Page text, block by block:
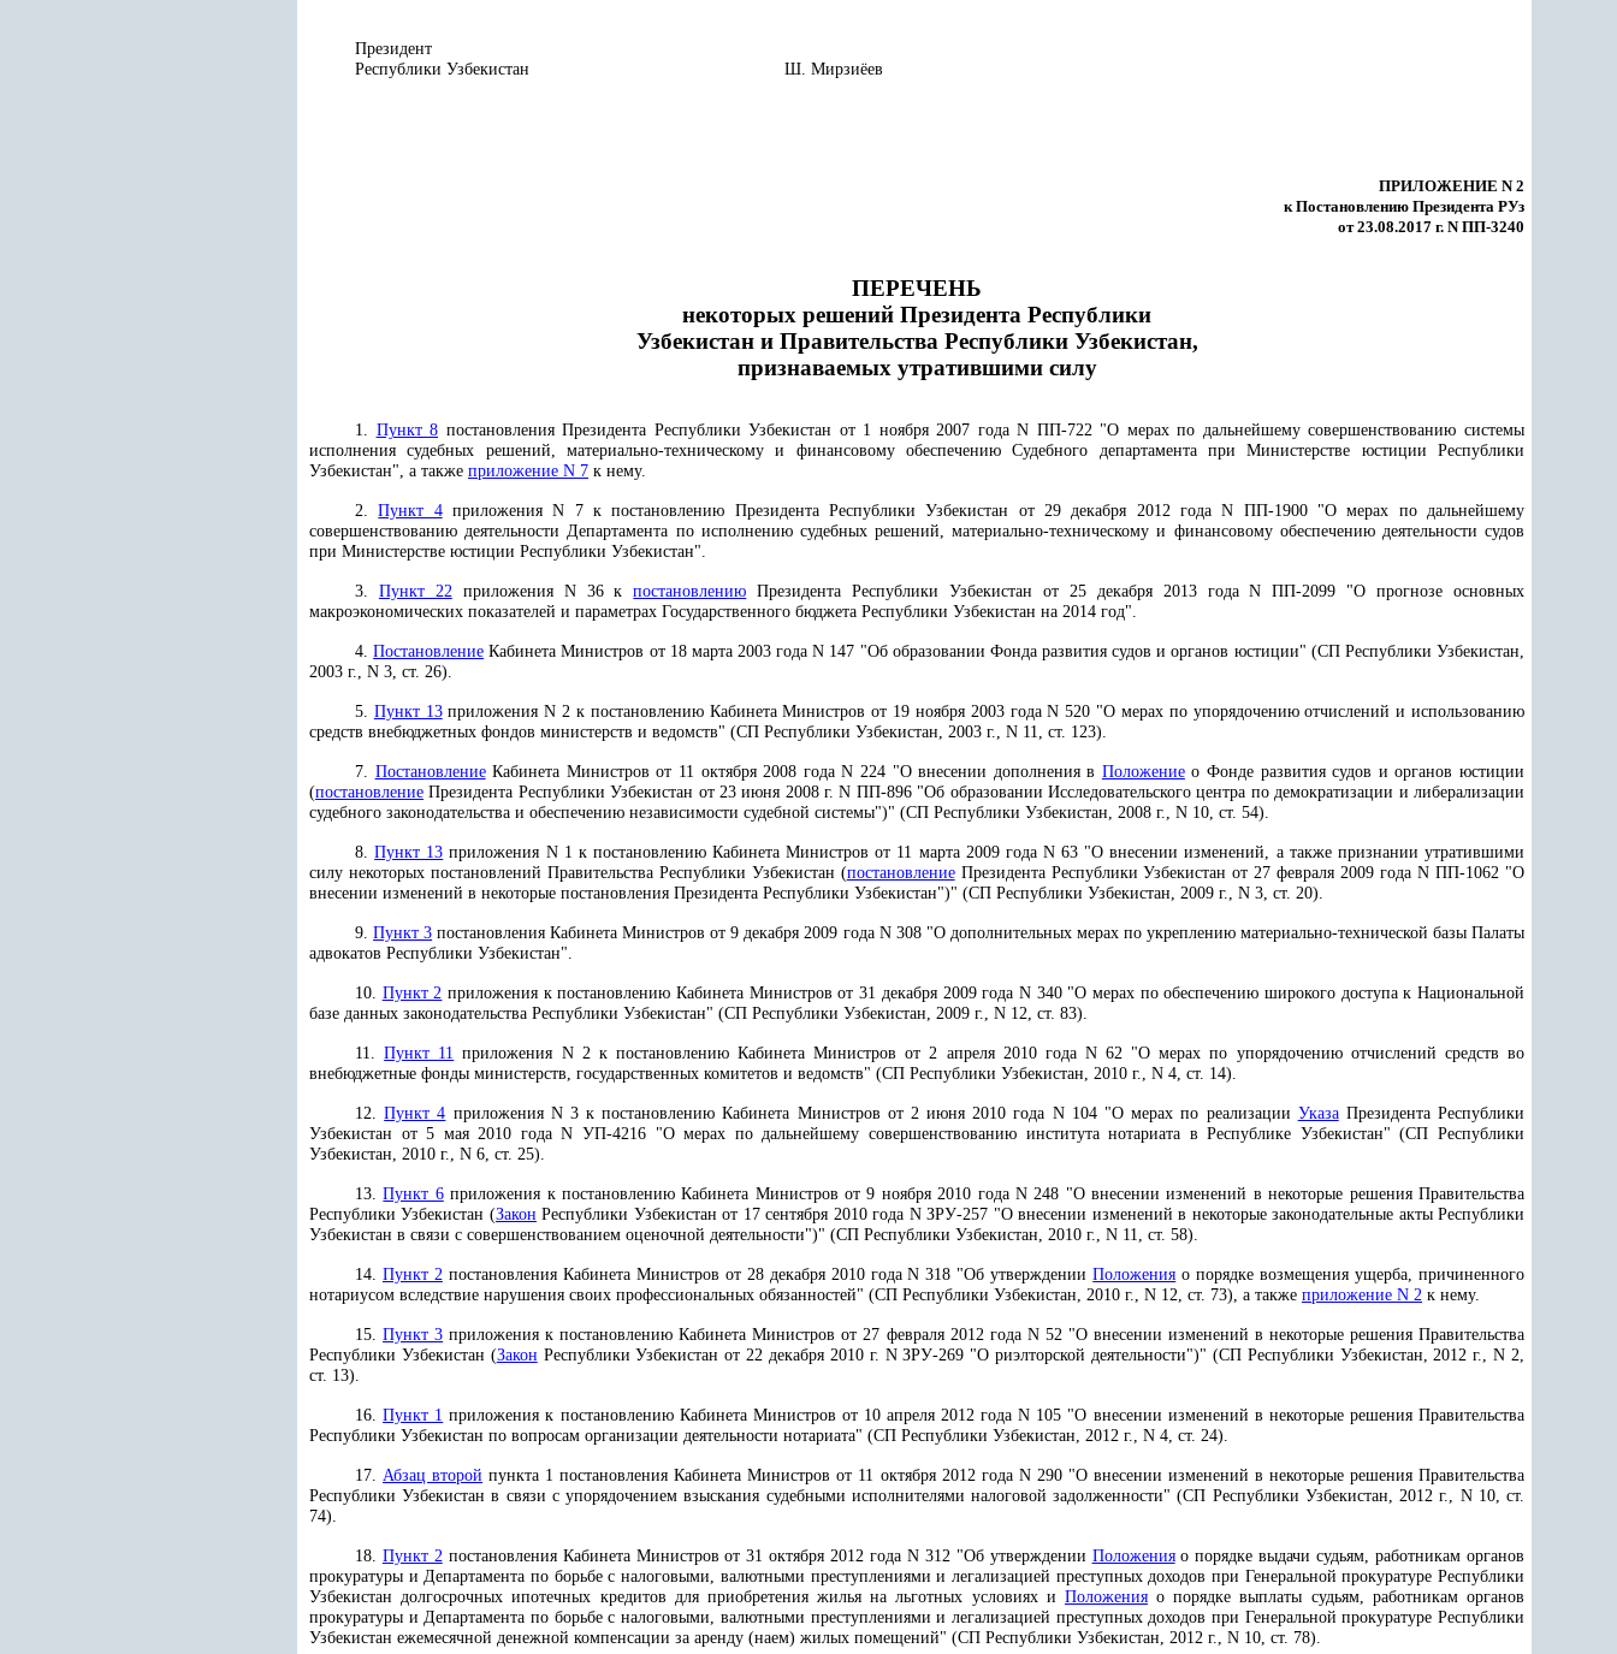
Президент
Республики Узбекистан Ш. Мирзиёев
ПРИЛОЖЕНИЕ N 2
к Постановлению Президента РУз
от 23.08.2017 г. N ПП-3240
ПЕРЕЧЕНЬ
некоторых решений Президента Республики
Узбекистан и Правительства Республики Узбекистан,
признаваемых утратившими силу
1. Пункт 8 постановления Президента Республики Узбекистан от 1 ноября 2007 года N ПП-722 "О мерах по дальнейшему совершенствованию системы
исполнения судебных решений, материально-техническому и финансовому обеспечению Судебного департамента при Министерстве юстиции Республики
Узбекистан", а также приложение N 7 к нему.
2.Пункт 4приложения N 7 к постановлению Президента Республики Узбекистан от 29 декабря 2012 года N ПП-1900 "О мерах по дальнейшему
совершенствованию деятельности Департамента по исполнению судебных решений, материально-техническому и финансовому обеспечению деятельности судов
при Министерстве юстиции Республики Узбекистан".
3. Пункт 22приложения N 36 кпостановлению Президента Республики Узбекистан от 25 декабря 2013 года N ПП-2099 "О прогнозе основных
макроэкономических показателей и параметрах Государственного бюджета Республики Узбекистан на 2014 год".
4.Постановление Кабинета Министров от 18 марта 2003 года N 147 "Об образовании Фонда развития судов и органов юстиции" (СП Республики Узбекистан,
2003 г., N 3, ст. 26).
5. Пункт 13приложения N 2 к постановлению Кабинета Министров от 19 ноября 2003 года N 520 "О мерах по упорядочению отчислений и использованию
средств внебюджетных фондов министерств и ведомств" (СП Республики Узбекистан, 2003 г., N 11, ст. 123).
7. ПостановлениеКабинета Министров от 11 октября 2008 года N 224 "О внесении дополнения в Положениео Фонде развития судов и органов юстиции
(постановление Президента Республики Узбекистан от 23 июня 2008 г. N ПП-896 "Об образовании Исследовательского центра по демократизации и либерализации
судебного законодательства и обеспечению независимости судебной системы")" (СП Республики Узбекистан, 2008 г., N 10, ст. 54).
8.Пункт 13 приложения N 1 к постановлению Кабинета Министров от 11 марта 2009 года N 63 "О внесении изменений, а также признании утратившими
силу некоторых постановлений Правительства Республики Узбекистан (постановлениеПрезидента Республики Узбекистан от 27 февраля 2009 года N ПП-1062 "О
внесении изменений в некоторые постановления Президента Республики Узбекистан")" (СП Республики Узбекистан, 2009 г., N 3, ст. 20).
9.Пункт 3 постановления Кабинета Министров от 9 декабря 2009 года N 308 "О дополнительных мерах по укреплению материально-технической базы Палаты
адвокатов Республики Узбекистан".
10. Пункт 2 приложения к постановлению Кабинета Министров от 31 декабря 2009 года N 340 "О мерах по обеспечению широкого доступа к Национальной
базе данных законодательства Республики Узбекистан" (СП Республики Узбекистан, 2009 г., N 12, ст. 83).
11.Пункт 11 приложения N 2 к постановлению Кабинета Министров от 2 апреля 2010 года N 62 "О мерах по упорядочению отчислений средств во
внебюджетные фонды министерств, государственных комитетов и ведомств" (СП Республики Узбекистан, 2010 г., N 4, ст. 14).
12.Пункт 4 приложения N 3 к постановлению Кабинета Министров от 2 июня 2010 года N 104 "О мерах по реализации УказаПрезидента Республики
Узбекистан от 5 мая 2010 года N УП-4216 "О мерах по дальнейшему совершенствованию института нотариата в Республике Узбекистан" (СП Республики
Узбекистан, 2010 г., N 6, ст. 25).
13.Пункт 6приложения к постановлению Кабинета Министров от 9 ноября 2010 года N 248 "О внесении изменений в некоторые решения Правительства
Республики Узбекистан (Закон Республики Узбекистан от 17 сентября 2010 года N ЗРУ-257 "О внесении изменений в некоторые законодательные акты Республики
Узбекистан в связи с совершенствованием оценочной деятельности")" (СП Республики Узбекистан, 2010 г., N 11, ст. 58).
14. Пункт 2постановления Кабинета Министров от 28 декабря 2010 года N 318 "Об утвержденииПоложения о порядке возмещения ущерба, причиненного
нотариусом вследствие нарушения своих профессиональных обязанностей" (СП Республики Узбекистан, 2010 г., N 12, ст. 73), а также приложение N 2 к нему.
15.Пункт 3 приложения к постановлению Кабинета Министров от 27 февраля 2012 года N 52 "О внесении изменений в некоторые решения Правительства
Республики Узбекистан (Закон Республики Узбекистан от 22 декабря 2010 г. N ЗРУ-269 "О риэлторской деятельности")" (СП Республики Узбекистан, 2012 г., N 2,
ст. 13).
16.Пункт 1 приложения к постановлению Кабинета Министров от 10 апреля 2012 года N 105 "О внесении изменений в некоторые решения Правительства
Республики Узбекистан по вопросам организации деятельности нотариата" (СП Республики Узбекистан, 2012 г., N 4, ст. 24).
17.Абзац второй пункта 1 постановления Кабинета Министров от 11 октября 2012 года N 290 "О внесении изменений в некоторые решения Правительства
Республики Узбекистан в связи с упорядочением взыскания судебными исполнителями налоговой задолженности" (СП Республики Узбекистан, 2012 г., N 10, ст.
74).
18. Пункт 2постановления Кабинета Министров от 31 октября 2012 года N 312 "Об утверждении Положенияо порядке выдачи судьям, работникам органов
прокуратуры и Департамента по борьбе с налоговыми, валютными преступлениями и легализацией преступных доходов при Генеральной прокуратуре Республики
Узбекистан долгосрочных ипотечных кредитов для приобретения жилья на льготных условиях и Положенияо порядке выплаты судьям, работникам органов
прокуратуры и Департамента по борьбе с налоговыми, валютными преступлениями и легализацией преступных доходов при Генеральной прокуратуре Республики
Узбекистан ежемесячной денежной компенсации за аренду (наем) жилых помещений" (СП Республики Узбекистан, 2012 г., N 10, ст. 78).